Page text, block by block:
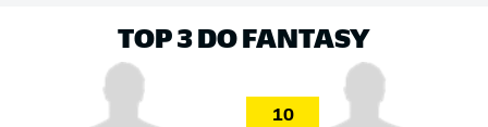
TOP 3 DO FANTASY
10